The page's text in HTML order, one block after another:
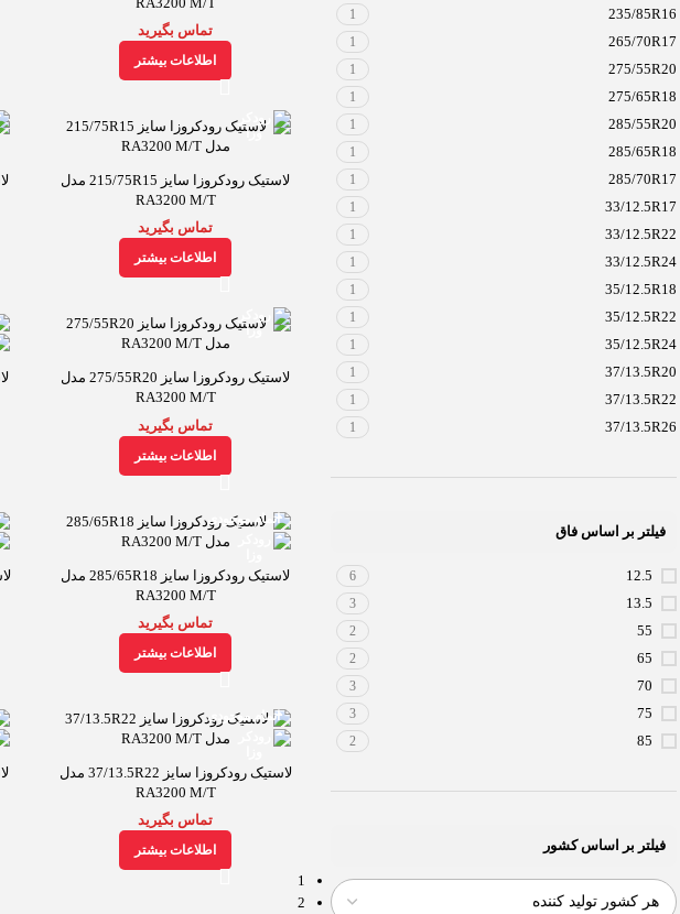
235/85R16
1
265/70R17
1
275/55R20
1
275/65R18
1
285/55R20
1
285/65R18
1
285/70R17
1
33/12.5R17
1
33/12.5R22
1
33/12.5R24
1
35/12.5R18
1
35/12.5R22
1
35/12.5R24
1
37/13.5R20
1
37/13.5R22
1
37/13.5R26
1
فیلتر بر اساس فاق
12.5
6
13.5
3
55
2
65
2
70
3
75
3
85
2
فیلتر بر اساس کشور
تماس بگیرید
اطلاعات بیشتر
لاستیک رودکروزا سایز 215/75R15 مدل
RA3200 M/T
تماس بگیرید
اطلاعات بیشتر
لاستیک رودکروزا سایز 275/55R20 مدل
RA3200 M/T
تماس بگیرید
اطلاعات بیشتر
اتمام موجودی
لاستیک رودکروزا سایز 285/65R18 مدل
RA3200 M/T
تماس بگیرید
اطلاعات بیشتر
اتمام موجودی
لاستیک رودکروزا سایز 37/13.5R22 مدل
RA3200 M/T
تماس بگیرید
اطلاعات بیشتر
1
2